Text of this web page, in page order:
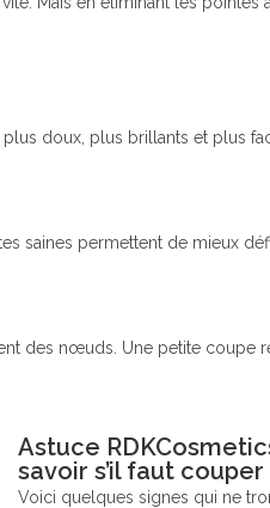
doux, plus brillants et plus
saines permettent de mieux
des nœuds. Une petite coupe
Astuce
savoir s’il faut couper
Voici quelques signes qui ne